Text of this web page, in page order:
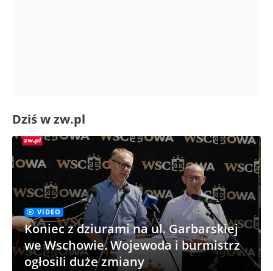
Dziś w zw.pl
VIDEO
Koniec z dziurami na ul. Garbarskiej
we Wschowie. Wojewoda i burmistrz
ogłosili duże zmiany